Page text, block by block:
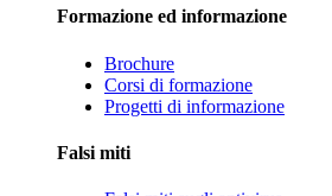
Formazione ed informazione
Brochure
Corsi di formazione
Progetti di informazione
Falsi miti